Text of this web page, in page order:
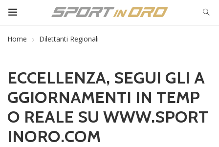
Home Dilettanti Regionali
ECCELLENZA, SEGUI GLI A
GGIORNAMENTI IN TEMP
O REALE SU WWW.SPORT
INORO.COM